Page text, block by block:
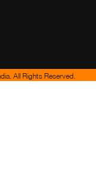
All Rights Reserved.